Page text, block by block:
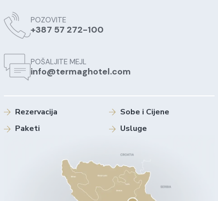
POZOVITE
+387 57 272-100
POŠALJITE MEJL
info@termaghotel.com
Rezervacija
Sobe i Cijene
Paketi
Usluge